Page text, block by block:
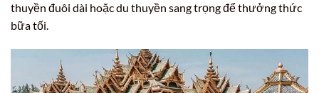
thuyền đuôi dài hoặc du thuyền sang trọng để thưởng thức
bữa tối.